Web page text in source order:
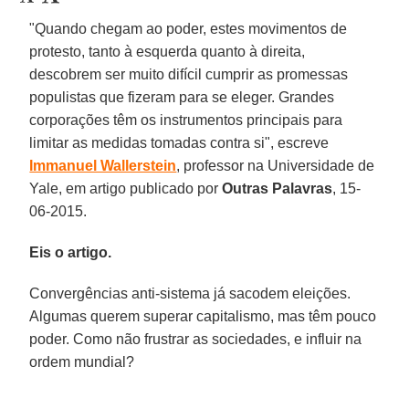
"Quando chegam ao poder, estes movimentos de
protesto, tanto à esquerda quanto à direita,
descobrem ser muito difícil cumprir as promessas
populistas que fizeram para se eleger. Grandes
corporações têm os instrumentos principais para
limitar as medidas tomadas contra si", escreve
Immanuel Wallerstein, professor na Universidade de
Yale, em artigo publicado porOutras Palavras, 15-
06-2015.
Eis o artigo.
Convergências anti-sistema já sacodem eleições.
Algumas querem superar capitalismo, mas têm pouco
poder. Como não frustrar as sociedades, e influir na
ordem mundial?